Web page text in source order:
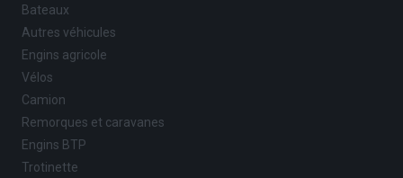
Bateaux
Autres véhicules
Engins agricole
Vélos
Camion
Remorques et caravanes
Engins BTP
Trotinette